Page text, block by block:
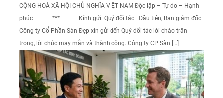
CỘNG HOÀ XÃ HỘI CHỦ NGHĨA VIỆT NAM Độc lập – Tự do – Hạnh
phúc ————***———– Kính gửi: Quý đối tác Đầu tiên, Ban giám đốc
Công ty Cổ Phần Sàn Đẹp xin gửi đến Quý đối tác lời chào trân
trọng, lời chúc may mắn và thành công. Công ty CP Sàn […]